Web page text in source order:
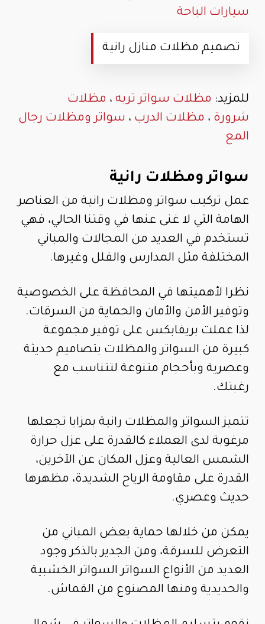
سيارات الباحة
تصميم مظلات منازل رانية
للمزيد: مظلات سواتر تربه، مظلات
شرورة ، مظلات الدرب ، سواتر ومظلات رجال
المع
سواتر ومظلات رانية
عمل تركيب سواتر ومظلات رانية من العناصر
الهامة التي لا غنى عنها في وقتنا الحالي، فهي
تستخدم في العديد من المجالات والمباني
المختلفة مثل المدارس والفلل وغيرها.
نظرا لأهميتها في المحافظة على الخصوصية
وتوفير الأمن والأمان والحماية من السرقات.
لذا عملت بريفابكس على توفير مجموعة
كبيرة من السواتر والمظلات بتصاميم حديثة
وعصرية وبأحجام متنوعة لتتناسب مع
رغبتك.
تتميز السواتر والمظلات رانية بمزايا تجعلها
مرغوبة لدى العملاء كالقدرة على عزل حرارة
الشمس العالية وعزل المكان عن الآخرين،
القدرة على مقاومة الرياح الشديدة، مظهرها
حديث وعصري.
يمكن من خلالها حماية بعض المباني من
التعرض للسرقة، ومن الجدير بالذكر وجود
العديد من الأنواع السواتر السواتر الخشبية
والحديدية ومنها المصنوع من القماش.